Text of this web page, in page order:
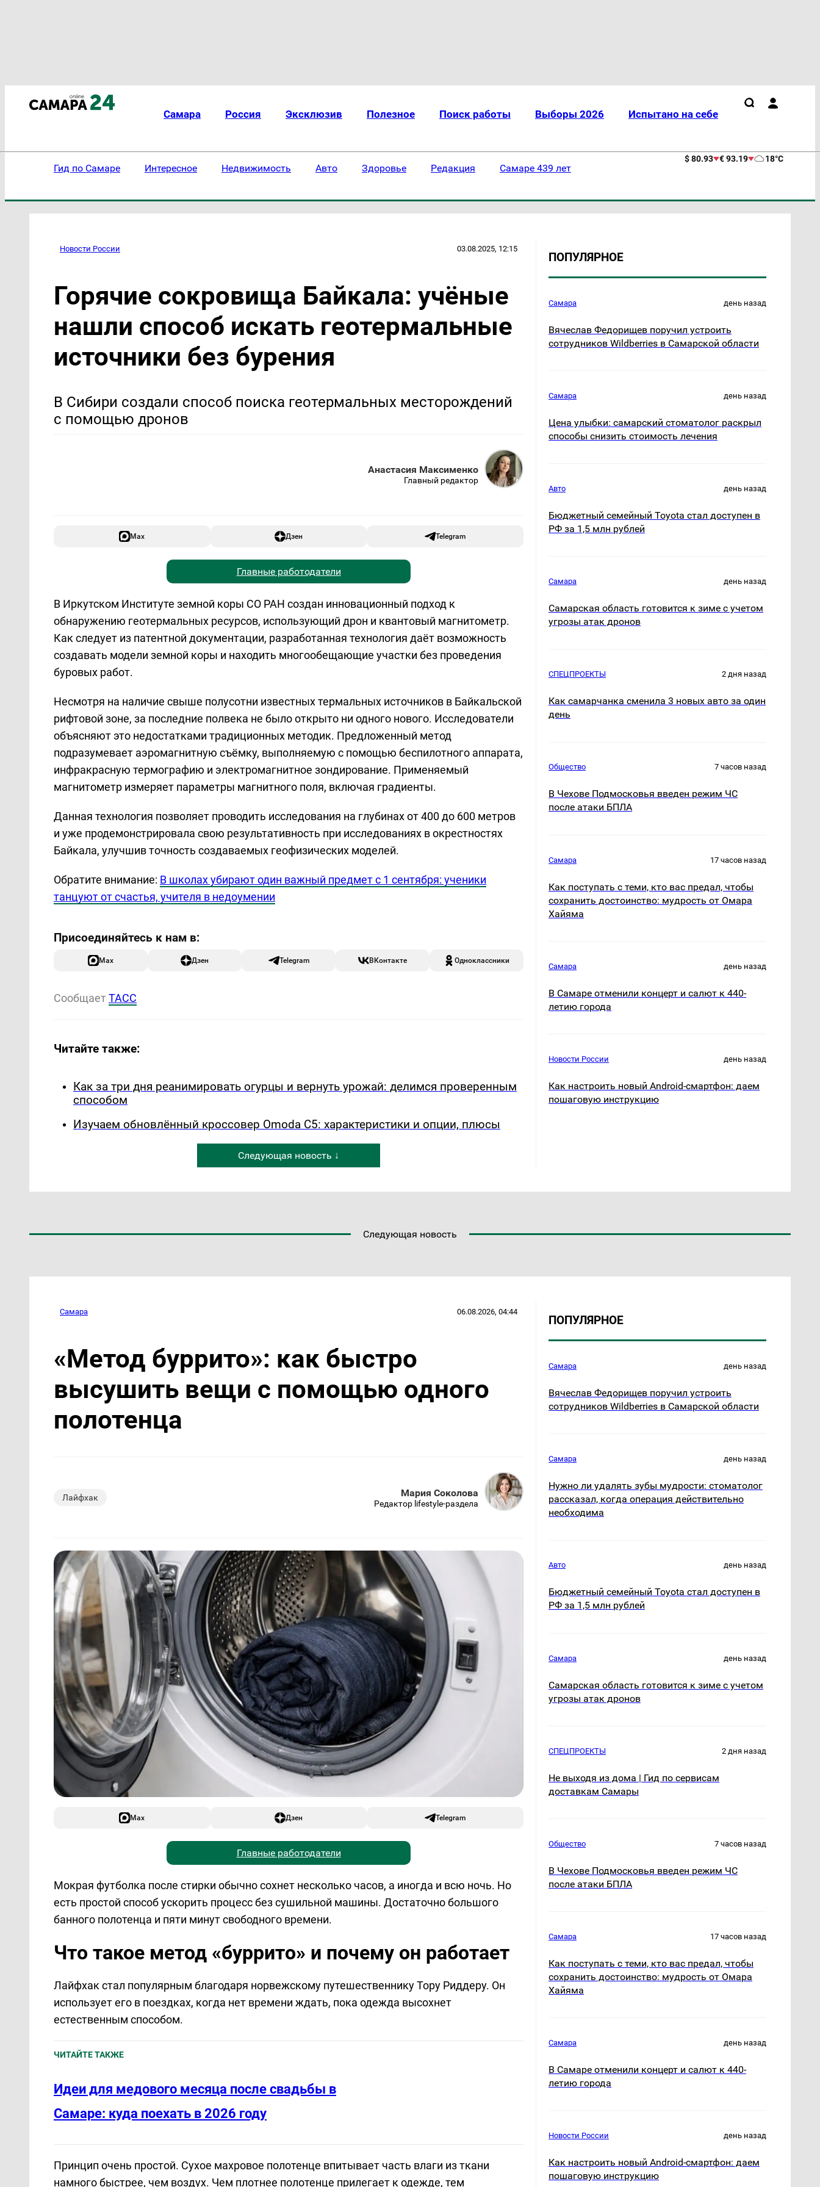
Самара Россия Эксклюзив Полезное Поиск работы Выборы 2026 Испытано на себе
Гид по Самаре Интересное Недвижимость Авто Здоровье Редакция Самаре 439 лет
$ 80.93 € 93.19 18°C
Новости России 03.08.2025, 12:15
Горячие сокровища Байкала: учёные
нашли способ искать геотермальные
источники без бурения
В Сибири создали способ поиска геотермальных месторождений
с помощью дронов
Анастасия Максименко
Главный редактор
Max Дзен Telegram
Главные работодатели
В Иркутском Институте земной коры СО РАН создан инновационный подход к
обнаружению геотермальных ресурсов, использующий дрон и квантовый магнитометр.
Как следует из патентной документации, разработанная технология даёт возможность
создавать модели земной коры и находить многообещающие участки без проведения
буровых работ.
Несмотря на наличие свыше полусотни известных термальных источников в Байкальской
рифтовой зоне, за последние полвека не было открыто ни одного нового. Исследователи
объясняют это недостатками традиционных методик. Предложенный метод
подразумевает аэромагнитную съёмку, выполняемую с помощью беспилотного аппарата,
инфракрасную термографию и электромагнитное зондирование. Применяемый
магнитометр измеряет параметры магнитного поля, включая градиенты.
Данная технология позволяет проводить исследования на глубинах от 400 до 600 метров
и уже продемонстрировала свою результативность при исследованиях в окрестностях
Байкала, улучшив точность создаваемых геофизических моделей.
Обратите внимание: В школах убирают один важный предмет с 1 сентября: ученики
танцуют от счастья, учителя в недоумении
Max Дзен Telegram ВКонтакте Одноклассники
СообщаетТАСС
Читайте также:
Как за три дня реанимировать огурцы и вернуть урожай: делимся проверенным
способом
Изучаем обновлённый кроссовер Omoda C5: характеристики и опции, плюсы
Следующая новость ↓
ПОПУЛЯРНОЕ
Самара день назад
Вячеслав Федорищев поручил устроить
сотрудников Wildberries в Самарской области
Самара день назад
Цена улыбки: самарский стоматолог раскрыл
способы снизить стоимость лечения
Авто день назад
Бюджетный семейный Toyota стал доступен в
РФ за 1,5 млн рублей
Самара день назад
Самарская область готовится к зиме с учетом
угрозы атак дронов
СПЕЦПРОЕКТЫ 2 дня назад
Как самарчанка сменила 3 новых авто за один
день
Общество 7 часов назад
В Чехове Подмосковья введен режим ЧС
после атаки БПЛА
Самара 17 часов назад
Как поступать с теми, кто вас предал, чтобы
сохранить достоинство: мудрость от Омара
Хайяма
Самара день назад
В Самаре отменили концерт и салют к 440-
летию города
Новости России день назад
Как настроить новый Android-смартфон: даем
пошаговую инструкцию
Следующая новость
Самара 06.08.2026, 04:44
«Метод буррито»: как быстро
высушить вещи с помощью одного
полотенца
Лайфхак Мария Соколова
Редактор lifestyle-раздела
Max Дзен Telegram
Главные работодатели
Мокрая футболка после стирки обычно сохнет несколько часов, а иногда и всю ночь. Но
есть простой способ ускорить процесс без сушильной машины. Достаточно большого
банного полотенца и пяти минут свободного времени.
Что такое метод «буррито» и почему он работает
Лайфхак стал популярным благодаря норвежскому путешественнику Тору Риддеру. Он
использует его в поездках, когда нет времени ждать, пока одежда высохнет
естественным способом.
ЧИТАЙТЕ ТАКЖЕ
Идеи для медового месяца после свадьбы в
Самаре: куда поехать в 2026 году
Принцип очень простой. Сухое махровое полотенце впитывает часть влаги из ткани
намного быстрее, чем воздух. Чем плотнее полотенце прилегает к одежде, тем
ПОПУЛЯРНОЕ
Самара день назад
Вячеслав Федорищев поручил устроить
сотрудников Wildberries в Самарской области
Самара день назад
Нужно ли удалять зубы мудрости: стоматолог
рассказал, когда операция действительно
необходима
Авто день назад
Бюджетный семейный Toyota стал доступен в
РФ за 1,5 млн рублей
Самара день назад
Самарская область готовится к зиме с учетом
угрозы атак дронов
СПЕЦПРОЕКТЫ 2 дня назад
Не выходя из дома | Гид по сервисам
доставкам Самары
Общество 7 часов назад
В Чехове Подмосковья введен режим ЧС
после атаки БПЛА
Самара 17 часов назад
Как поступать с теми, кто вас предал, чтобы
сохранить достоинство: мудрость от Омара
Хайяма
Самара день назад
В Самаре отменили концерт и салют к 440-
летию города
Новости России день назад
Как настроить новый Android-смартфон: даем
пошаговую инструкцию